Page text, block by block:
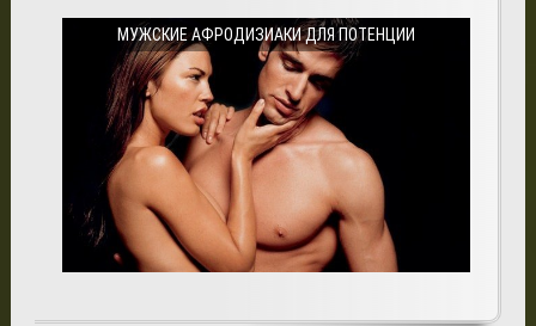
МУЖСКИЕ АФРОДИЗИАКИ ДЛЯ ПОТЕНЦИИ